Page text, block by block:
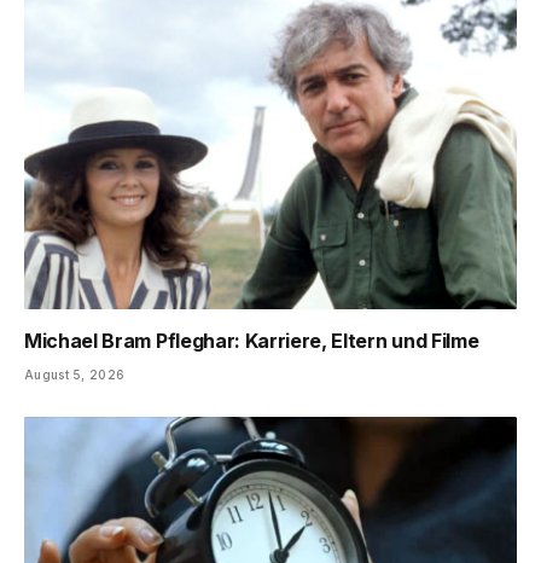
Michael Bram Pfleghar: Karriere, Eltern und Filme
August 5, 2026